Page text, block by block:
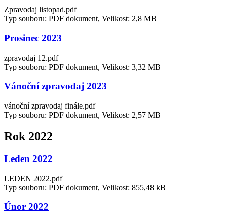
Zpravodaj listopad.pdf
Typ souboru: PDF dokument, Velikost: 2,8 MB
Prosinec 2023
zpravodaj 12.pdf
Typ souboru: PDF dokument, Velikost: 3,32 MB
Vánoční zpravodaj 2023
vánoční zpravodaj finále.pdf
Typ souboru: PDF dokument, Velikost: 2,57 MB
Rok 2022
Leden 2022
LEDEN 2022.pdf
Typ souboru: PDF dokument, Velikost: 855,48 kB
Únor 2022